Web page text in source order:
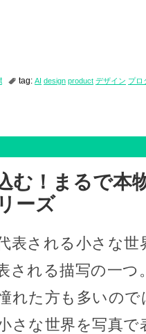
tag: AI design product デザイン プロ
む！まるで本
ーズ
表される小さな世
される描写の一つ
れた方も多いので
さな世界を写真